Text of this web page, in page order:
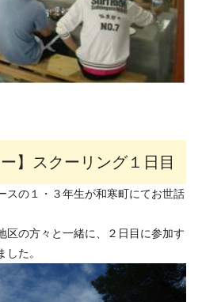
】スクーリング１日目
スの１・３年生が和寒町にてお世話
区の方々と一緒に、２日目に参加す
た。